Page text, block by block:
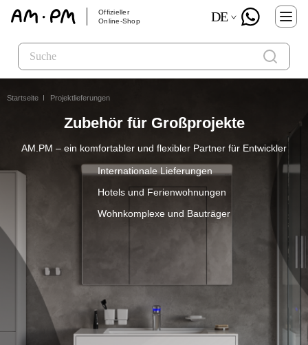
Offizieller
Online-Shop
DE
Startseite Projektlieferungen
Zubehör für Großprojekte
AM.PM – ein komfortabler und flexibler Partner für Entwickler
Internationale Lieferungen
Hotels und Ferienwohnungen
Wohnkomplexe und Bauträger